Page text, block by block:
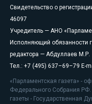
Свидетельство о
46097
Учредитель — АНО
Исполняющий обязанности
редактора — Абдуллаев М.Р.
Тел.: +7 (495) 637–69–79 E-
«Парламентская газета» -
Федерального Собрания
газеты - Государственная